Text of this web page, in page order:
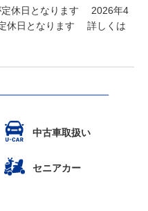
定休日となります 2026年4
休日となります 詳しくは
中古車取扱い
セニアカー